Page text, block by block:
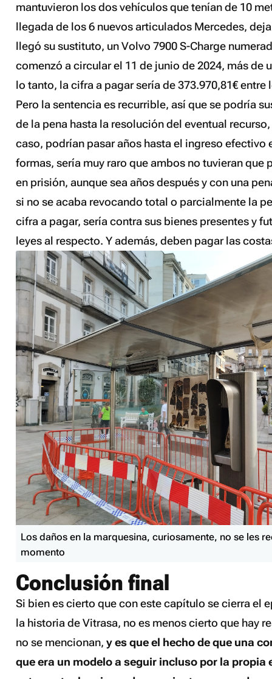
mantuvieron los dos vehículos que tenían de 10
llegada de los 6 nuevos articulados Mercedes,
llegó su sustituto, un Volvo 7900 S-Charge
comenzó a circular el 11 de junio de 2024, más de
lo tanto, la cifra a pagar sería de 373.970,81€ entre
Pero la sentencia es recurrible, así que se podría
de la pena hasta la resolución del eventual
caso, podrían pasar años hasta el ingreso efectivo
formas, sería muy raro que ambos no tuvieran que
en prisión, aunque sea años después y con una
si no se acaba revocando total o parcialmente la
cifra a pagar, sería contra sus bienes presentes y
leyes al respecto. Y además, deben pagar las
Los daños en la marquesina, curiosamente, no se les
momento
Conclusión final
Si bien es cierto que con este capítulo se cierra el
la historia de Vitrasa, no es menos cierto que hay
no se mencionan,y es que el hecho de que una
que era un modelo a seguir incluso por la propia